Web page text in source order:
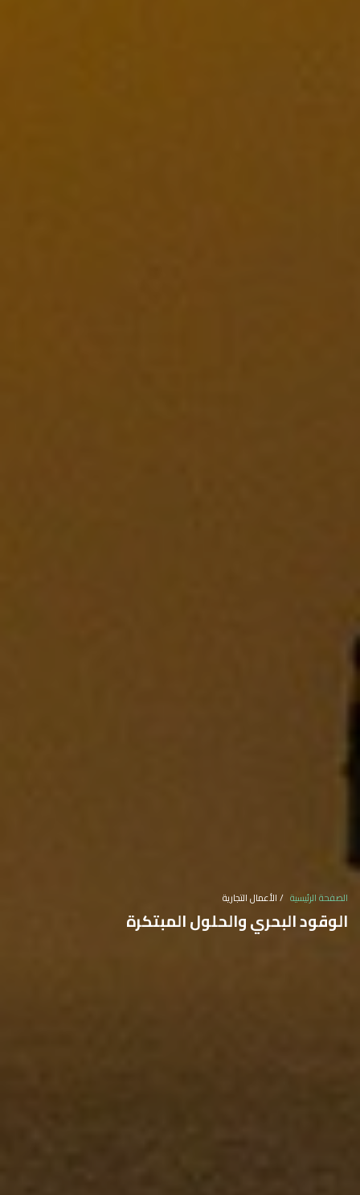
الصفحة الرئيسية الأعمال التجارية
الوقود البحري والحلول المبتكرة